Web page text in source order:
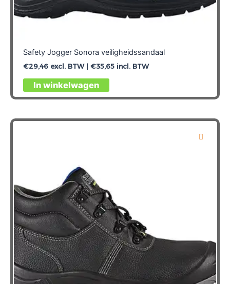
Safety Jogger Sonora veiligheidssandaal
€29,46excl. BTW | €35,65incl. BTW
In winkelwagen
Dit
product
meerdere
worden
op
de
productpagina